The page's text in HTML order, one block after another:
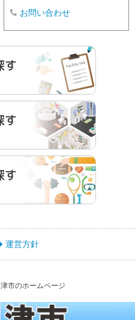
お問い合わせ
運営方針
津市のホームページ